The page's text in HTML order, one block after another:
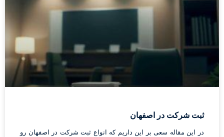
ثبت شرکت در اصفهان
در این مقاله سعی بر این داریم که انواع ثبت شرکت در اصفهان رو